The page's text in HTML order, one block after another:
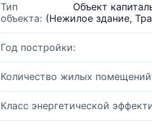
Тип
объекта:
Объект
(Нежилое здание,
Год постройки:
Количество жилых
Класс энергетической